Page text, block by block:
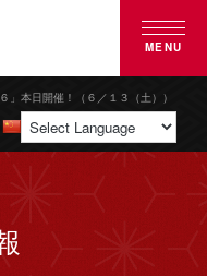
MENU
」本日開催！（６／１３（土））